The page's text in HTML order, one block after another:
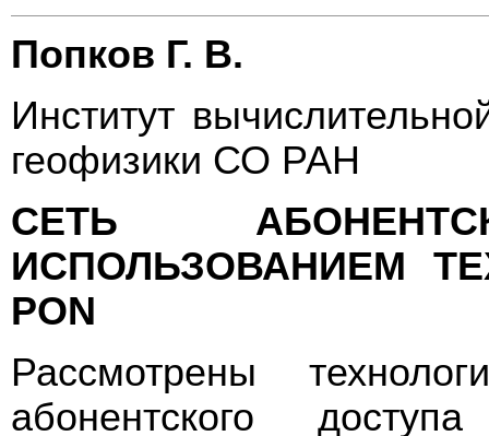
Попков Г. В.
Институт
геофизики СО РАН
СЕТЬ
ИСПОЛЬЗОВАНИЕМ
PON
Рассмотрены
абонентского